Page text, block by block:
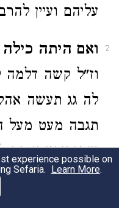
עליהם ועיין
2 ואם היתה כילה
וז"ל קשה דלמה
לה גג תעשה
תגבה מעט מעל
שמגביהין אותה
אפשר שלא
experience possible on
Sefaria. Learn More.